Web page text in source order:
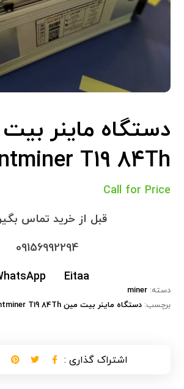
دستگاه ماینر
T19 84Th
Call for Price
قبل از خرید تماس
09156992294
Eitaa
دسته:miner
برچسب:دستگاه ماینر بیت مین Antminer T19 84Th